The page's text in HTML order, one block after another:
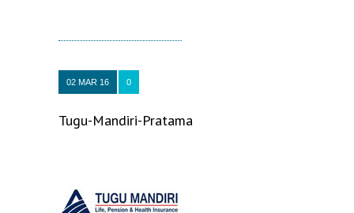
02 MAR 16 0
Tugu-Mandiri-Pratama